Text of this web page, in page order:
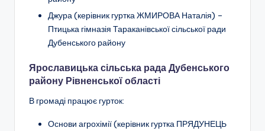
Джура(керівник гурткаЖМИРОВА Наталія) –
Птицька гімназія Тараканівської сільської ради
Дубенського району
Ярославицька сільська рада Дубенського
району Рівненської області
В громаді працює гурток:
Основи агрохімії(керівник гуртка ПРЯДУНЕЦЬ